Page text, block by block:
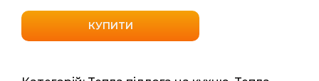
мат
Ensto
TM
КУПИТИ